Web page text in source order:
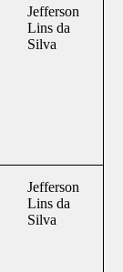
Jefferson
Lins da
Silva
Jefferson
Lins da
Silva